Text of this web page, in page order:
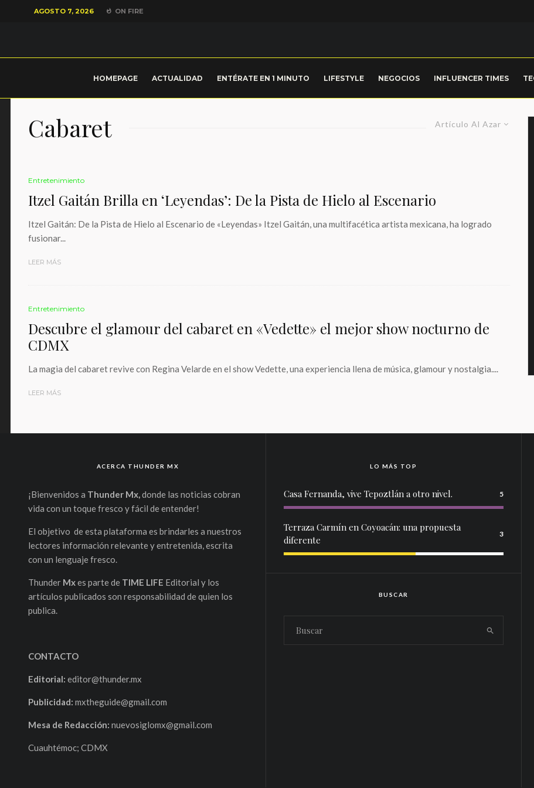
AGOSTO 7, 2026 ON FIRE
HOMEPAGE ACTUALIDAD ENTÉRATE EN 1 MINUTO LIFESTYLE NEGOCIOS INFLUENCER TIMES
Artículo Al Azar
Cabaret
Entretenimiento
Itzel Gaitán Brilla en ‘Leyendas’: De la Pista de Hielo al Escenario
Itzel Gaitán: De la Pista de Hielo al Escenario de «Leyendas» Itzel Gaitán, una multifacética artista mexicana, ha logrado
fusionar...
LEER MÁS
Entretenimiento
Descubre el glamour del cabaret en «Vedette» el mejor show nocturno de
CDMX
La magia del cabaret revive con Regina Velarde en el show Vedette, una experiencia llena de música, glamour y nostalgia....
LEER MÁS
ACERCA THUNDER MX
¡Bienvenidos a Thunder Mx,donde las noticias cobran
vida con un toque fresco y fácil de entender!
El objetivo de esta plataforma es brindarles a nuestros
lectores información relevante y entretenida, escrita
con un lenguaje fresco.
ThunderMxes parte de TIME LIFE Editorial y los
artículos publicados son responsabilidad de quien los
publica.
CONTACTO
Editorial: editor@thunder.mx
Publicidad: mxtheguide@gmail.com
Mesa de Redacción: nuevosiglomx@gmail.com
Cuauhtémoc; CDMX
LO MÁS TOP
Casa Fernanda, vive Tepoztlán a otro nivel. 5
Terraza Carmín en Coyoacán: una propuesta
diferente
3
BUSCAR